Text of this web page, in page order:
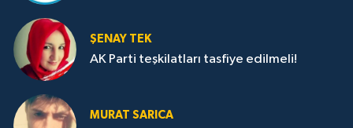
ŞENAY TEK
AK Parti teşkilatları tasfiye edilmeli!
MURAT SARICA